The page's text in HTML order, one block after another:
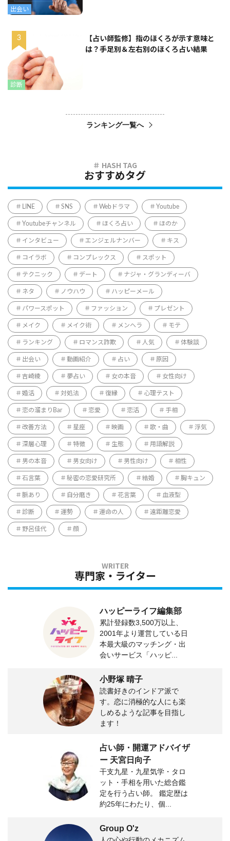
出会い
診断
【占い師監修】指のほくろが示す意味と
は？手足別＆左右別のほくろ占い結果
ランキング一覧へ
おすすめタグ
LINE SNS Webドラマ Youtube
Youtubeチャンネル ほくろ占い ほのか
インタビュー エンジェルナンバー キス
コイラボ コンプレックス スポット
テクニック デート ナジャ・グランディーバ
ネタ ノウハウ ハッピーメール
パワースポット ファッション プレゼント
メイク メイク術 メンヘラ モテ
ランキング ロマンス詐欺 人気 体験談
出会い 動画紹介 占い 原因
吉崎綾 夢占い 女の本音 女性向け
婚活 対処法 復縁 心理テスト
恋の溜まりBar 恋愛 恋活 手相
改善方法 星座 映画 歌・曲 浮気
深層心理 特徴 生態 用語解説
男の本音 男女向け 男性向け 相性
石言葉 秘密の恋愛研究所 結婚 胸キュン
脈あり 自分磨き 花言葉 血液型
診断 運勢 運命の人 遠距離恋愛
野呂佳代 顔
専門家・ライター
ハッピーライフ編集部
累計登録数3,500万以上、
2001年より運営している日
本最大級のマッチング・出
会いサービス「ハッピ...
小野塚 晴子
読書好きのインドア派で
す。恋に消極的な人にも楽
しめるような記事を目指し
ます！
占い師・開運アドバイザ
ー 天宮日向子
干支九星・九星気学・タロ
ット・手相を用いた総合鑑
定を行う占い師。 鑑定歴は
約25年にわたり、個...
Group O'z